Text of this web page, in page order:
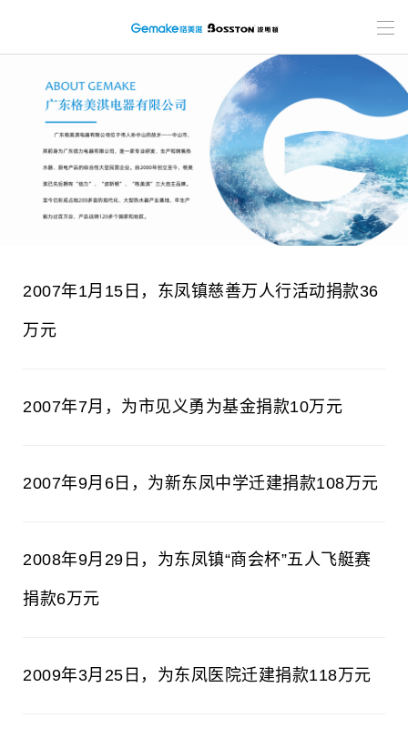
2007年1月15日，东凤镇慈善万人行活动捐款36
万元
2007年7月，为市见义勇为基金捐款10万元
2007年9月6日，为新东凤中学迁建捐款108万元
2008年9月29日，为东凤镇“商会杯”五人飞艇赛
捐款6万元
2009年3月25日，为东凤医院迁建捐款118万元